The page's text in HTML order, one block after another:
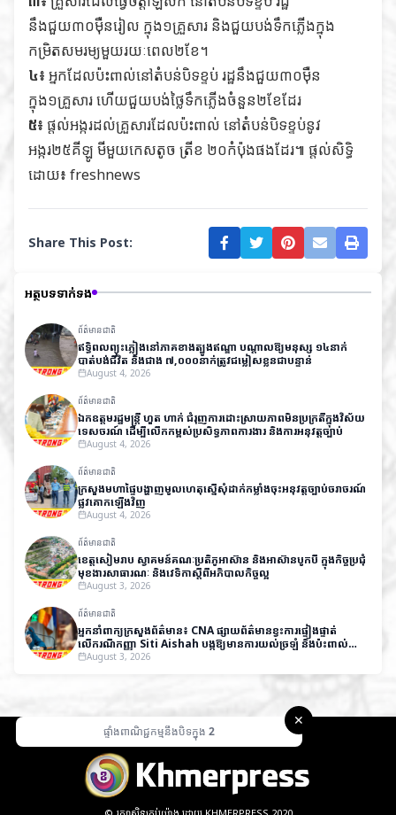
នឹងជួយ៣០ម៉ឺនរៀល ក្នុង១គ្រួសារ និងជួយបង់ទឹកភ្លើងក្នុង
កម្រិតសមរម្យមួយរយៈពេល២ខែ។
៤៖ អ្នកដែលប៉ះពាល់នៅតំបន់បិទខ្ទប់ រដ្ឋនឹងជួយ៣០ម៉ឺន
ក្នុង១គ្រួសារ ហើយជួយបង់ថ្លៃទឹកភ្លើងចំនួន២ខែដែរ
៥៖ ផ្តល់អង្ករដល់គ្រួសារដែលប៉ះពាល់ នៅតំបន់បិទខ្ទប់នូវ
អង្ករ២៥គីឡូ មីមួយកេសតូច ត្រីខ ២០កំប៉ុងផងដែរ៕ ផ្តល់សិទ្ធិ
ដោយ៖ freshnews
Share This Post:
អត្ថបទទាក់ទង
ព័ត៌មានជាតិ
ឥទ្ធិពលព្យុះភ្លៀងនៅភាគខាងត្បូងឥណ្ឌា បណ្តាលឱ្យមនុស្ស ១៤នាក់
បាត់បង់ជីវិត និងជាង ៧,០០០នាក់ត្រូវជម្លៀសខ្លួនជាបន្ទាន់
August 4, 2026
ព័ត៌មានជាតិ
ឯកឧត្តមរដ្ឋមន្ត្រី ហួត ហាក់ ជំរុញការដោះស្រាយភាពមិនប្រក្រតីក្នុងវិស័យ
ទេសចរណ៍ ដើម្បីលើកកម្ពស់ប្រសិទ្ធភាពការងារ និងការអនុវត្តច្បាប់
August 4, 2026
ព័ត៌មានជាតិ
ក្រសួងមហាផ្ទៃបង្ហាញមូលហេតុស្នើសុំដាក់កម្លាំងចុះអនុវត្តច្បាប់ចរាចរណ៍
ផ្លូវគោកឡើងវិញ
August 4, 2026
ព័ត៌មានជាតិ
ខេត្តសៀមរាប ស្វាគមន៍គណៈប្រតិភូអាស៊ាន និងអាស៊ានបូកបី ក្នុងកិច្ចប្រជុំ
មុខងារសាធារណៈ និងវេទិកាស្តីពីអភិបាលកិច្ចល្អ
August 3, 2026
ព័ត៌មានជាតិ
អ្នកនាំពាក្យក្រសួងព័ត៌មាន៖ CNA ផ្សាយព័ត៌មានខ្វះការផ្ទៀងផ្ទាត់
លើករណីកញ្ញា Siti Aishah បង្កឱ្យមានការយល់ច្រឡំ និងប៉ះពាល់
កិត្តិយសកម្ពុជា
August 3, 2026
✕
ផ្ទាំងពាណិជ្ជកម្មនឹងបិទក្នុង 1